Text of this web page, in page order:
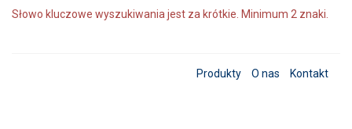
Słowo kluczowe wyszukiwania jest za krótkie. Minimum 2 znaki.
Produkty O nas Kontakt